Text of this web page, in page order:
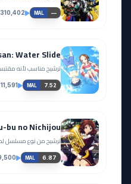
MAL —
310,402
Water Slide
ترشيح مناسب لأنه
MAL 7.52
11,591
ترشيح من نوع مسلسل
MAL 6.87